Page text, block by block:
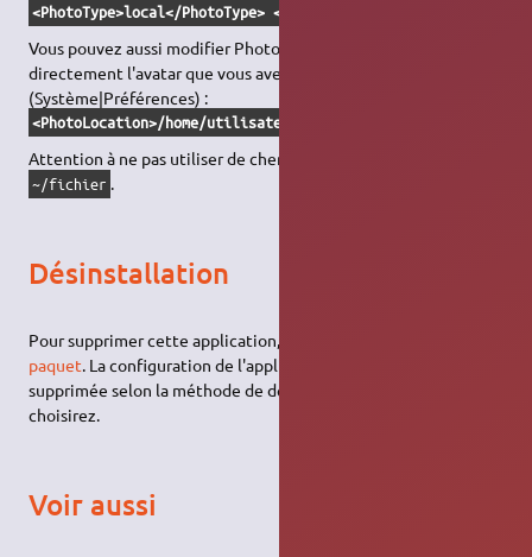
<PhotoType>local</PhotoType> <PhotoLocation>/home/
Vous pouvez aussi modifier PhotoLocation pour qu'il affiche
directement l'avatar que vous avez défini avec
(Système|Préférences) :
<PhotoLocation>/home/utilisateur/.face</PhotoLocation>
Attention à ne pas utiliser de chemin raccourci de type
~/fichier .
Désinstallation
Pour supprimer cette application, il suffit de
paquet. La configuration de l'application sera conservée ou
supprimée selon la méthode de désinstallation que vous
choisirez.
Voir aussi